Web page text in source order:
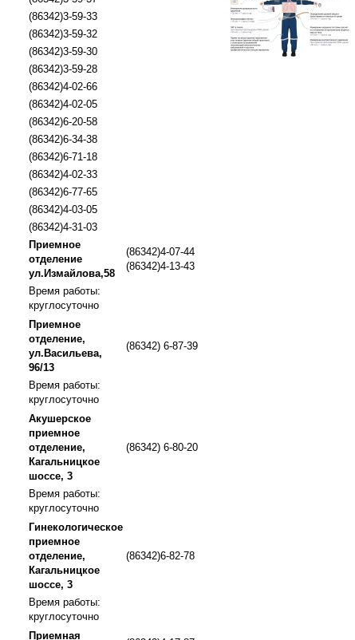
(86342)3-59-33
(86342)3-59-32
(86342)3-59-30
(86342)3-59-28
(86342)4-02-66
(86342)4-02-05
(86342)6-20-58
(86342)6-34-38
(86342)6-71-18
(86342)4-02-33
(86342)6-77-65
(86342)4-03-05
(86342)4-31-03
Приемное
отделение
ул.Измайлова,58
(86342)4-07-44
(86342)4-13-43
Время работы:
круглосуточно
Приемное
отделение,
ул.Васильева,
96/13
(86342) 6-87-39
Время работы:
круглосуточно
Акушерское
приемное
отделение,
Кагальницкое
шоссе, 3
(86342) 6-80-20
Время работы:
круглосуточно
Гинекологическое
приемное
отделение,
Кагальницкое
шоссе, 3
(86342)6-82-78
Время работы:
круглосуточно
Приемная